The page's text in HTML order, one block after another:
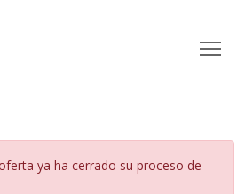
ya ha cerrado su proceso de